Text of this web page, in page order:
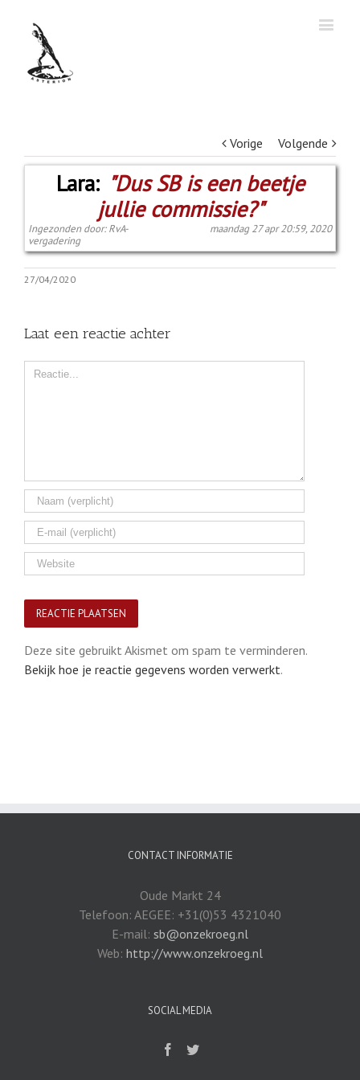
Vorige Volgende
Lara: "Dus SB is een beetje
jullie commissie?"
Ingezonden door: RvA-
vergadering
maandag 27 apr 20:59, 2020
27/04/2020
Laat een reactie achter
Comment
Deze site gebruikt Akismet om spam te verminderen.
Bekijk hoe je reactie gegevens worden verwerkt.
CONTACT INFORMATIE
Oude Markt 24
Telefoon: AEGEE: +31(0)53 4321040
E-mail: sb@onzekroeg.nl
Web: http://www.onzekroeg.nl
SOCIAL MEDIA